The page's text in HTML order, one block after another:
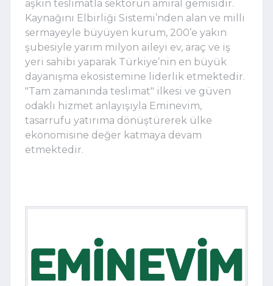
aşkın teslimatla sektörün amiral gemisidir.
Kaynağını Elbirliği Sistemi’nden alan ve milli
sermayeyle büyüyen kurum, 200’e yakın
şubesiyle yarım milyon aileyi ev, araç ve iş
yeri sahibi yaparak Türkiye’nin en büyük
dayanışma ekosistemine liderlik etmektedir.
"Tam zamanında teslimat" ilkesi ve güven
odaklı hizmet anlayışıyla Eminevim,
tasarrufu yatırıma dönüştürerek ülke
ekonomisine değer katmaya devam
etmektedir.